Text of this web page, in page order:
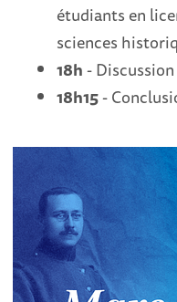
étudiants en
sciences
18h- Discussion
18h15-